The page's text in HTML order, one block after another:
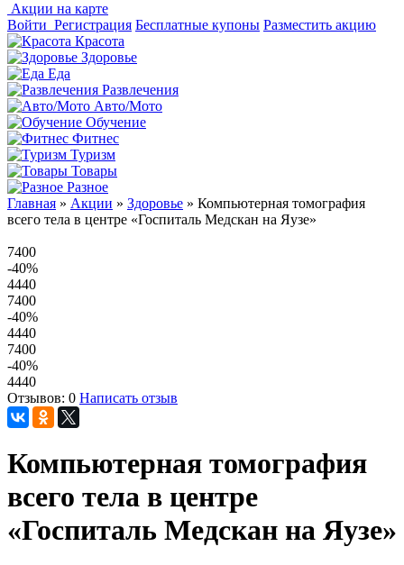
Акции на карте
Войти Регистрация Бесплатные купоны Разместить акцию
Красота
Здоровье
Еда
Развлечения
Авто/Мото
Обучение
Фитнес
Туризм
Товары
Разное
Главная » Акции » Здоровье » Компьютерная томография
всего тела в центре «Госпиталь Медскан на Яузе»
7400
-40%
4440
7400
-40%
4440
7400
-40%
4440
Отзывов: 0 Написать отзыв
Компьютерная томография
всего тела в центре
«Госпиталь Медскан на Яузе»